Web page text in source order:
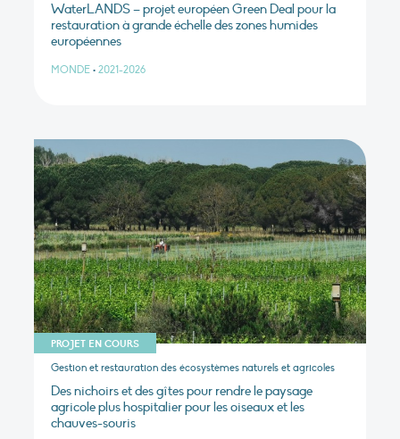
WaterLANDS – projet européen Green Deal pour la
restauration à grande échelle des zones humides
européennes
MONDE • 2021-2026
PROJET EN COURS
Gestion et restauration des écosystèmes naturels et agricoles
Des nichoirs et des gîtes pour rendre le paysage
agricole plus hospitalier pour les oiseaux et les
chauves-souris